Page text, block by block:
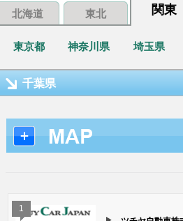
北海道 東北 関東
東京都 神奈川県 埼玉県
千葉県
1